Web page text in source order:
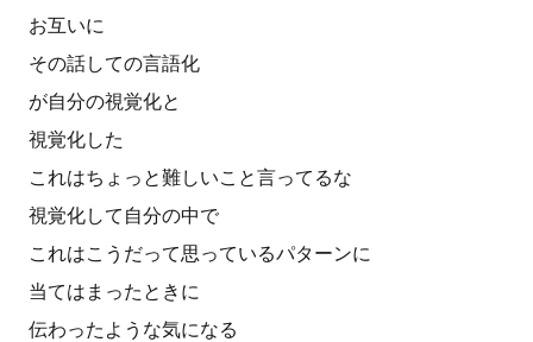
お互いに
その話しての言語化
が自分の視覚化と
視覚化した
これはちょっと難しいこと言ってるな
視覚化して自分の中で
これはこうだって思っているパターンに
当てはまったときに
伝わったような気になる